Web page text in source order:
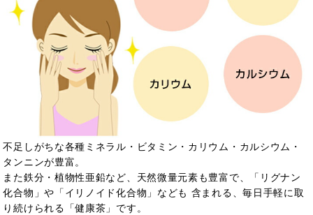
不足しがちな各種ミネラル・ビタミン・カリウム・カルシウム・
タンニンが豊富。
また鉄分・植物性亜鉛など、天然微量元素も豊富で、「リグナン
化合物」や「イリノイド化合物」なども 含まれる、毎日手軽に取
り続けられる「健康茶」です。